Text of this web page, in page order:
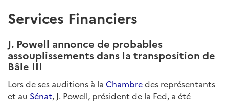
Services Financiers
J. Powell annonce de probables
assouplissements dans la transposition de
Bâle III
Lors de ses auditions à la Chambredes représentants
et au Sénat, J. Powell, président de la Fed, a été